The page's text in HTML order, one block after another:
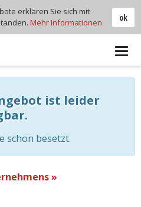
ist leider
schon besetzt.
»
ok
erklären Sie sich mit
Mehr Informationen